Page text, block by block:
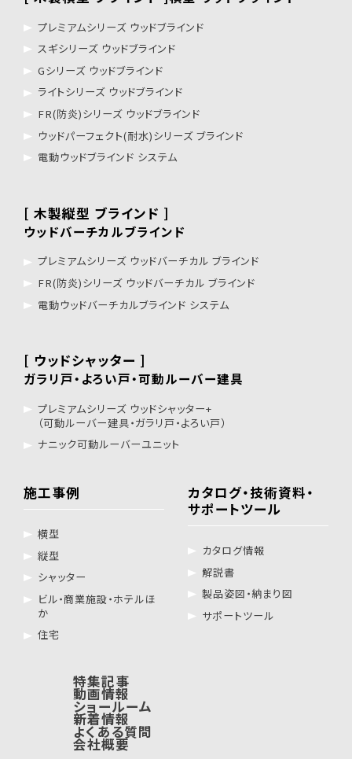
プレミアムシリーズ ウッドブラインド
スギシリーズ ウッドブラインド
Gシリーズ ウッドブラインド
ライトシリーズ ウッドブラインド
FR(防炎)シリーズ ウッドブラインド
ウッドパーフェクト(耐水)シリーズ ブラインド
電動ウッドブラインド システム
[ 木製縦型 ブラインド ]
ウッドバーチカルブラインド
プレミアムシリーズ ウッドバーチカル ブラインド
FR(防炎)シリーズ ウッドバーチカル ブラインド
電動ウッドバーチカルブラインド システム
[ ウッドシャッター ]
ガラリ戸・よろい戸・可動ルーバー建具
プレミアムシリーズ ウッドシャッター+
（可動ルーバー建具・ガラリ戸・よろい戸）
ナニック可動ルーバーユニット
施工事例
横型
縦型
シャッター
ビル・商業施設・ホテルほ
か
住宅
カタログ・技術資料・
サポートツール
カタログ情報
解説書
製品姿図・納まり図
サポートツール
特集記事
動画情報
ショールーム
新着情報
よくある質問
会社概要